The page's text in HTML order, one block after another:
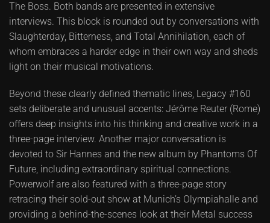
The Boss. Both bands are presented in extensive
interviews. This block is rounded out by conversations with
Slaughterday, Bitterness, and Total Annihilation, each of
whom embraces a harder edge in their own way and sheds
light on their musical motivations.
Beyond these clearly defined thematic lines, Legacy #160
sets deliberate and unusual accents: Jérôme Reuter (Rome)
offers deep insights into his thinking and creative work in a
three-page interview. Another major conversation is
devoted to Sir Hannes and the new album by Phantoms Of
Future, including extraordinary spiritual connections.
Powerwolf are also featured with a three-page story
retracing their sold-out show at Munich’s Olympiahalle and
providing a behind-the-scenes look at their Metal success